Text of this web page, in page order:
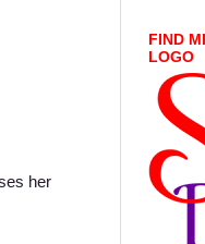
her
FIND
LOGO